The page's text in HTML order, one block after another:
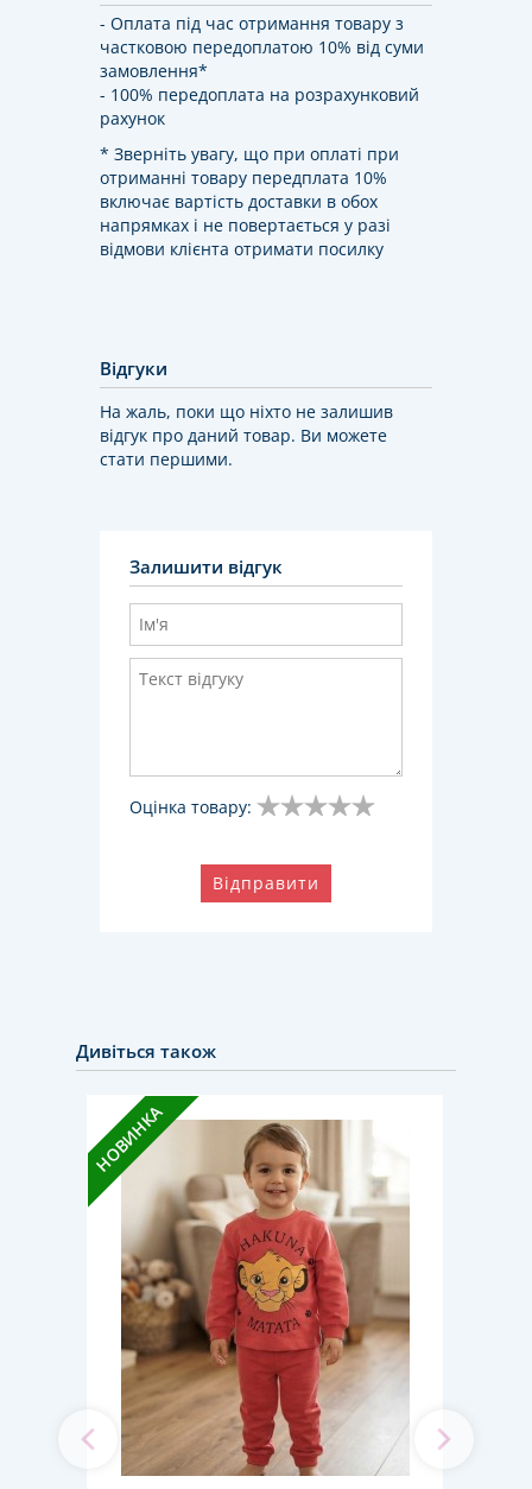
- Оплата під час отримання товару з
частковою передоплатою 10% від суми
замовлення*
- 100% передоплата на розрахунковий
рахунок
* Зверніть увагу, що при оплаті при
отриманні товару передплата 10%
включає вартість доставки в обох
напрямках і не повертається у разі
відмови клієнта отримати посилку
Відгуки
На жаль, поки що ніхто не залишив
відгук про даний товар. Ви можете
стати першими.
Залишити відгук
Оцінка товару:
Відправити
Дивіться також
НОВИНКА